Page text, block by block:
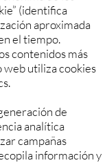
(identifica
aproximada
el tiempo.
contenidos más
web utiliza cookies
de
analítica
campañas
información y